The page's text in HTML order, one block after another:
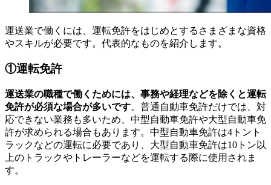
運送業で働くには、運転免許をはじめとするさまざまな資格
やスキルが必要です。代表的なものを紹介します。
①運転免許
運送業の職種で働くためには、事務や経理などを除くと運転
免許が必須な場合が多いです。普通自動車免許だけでは、対
応できない業務も多いため、中型自動車免許や大型自動車免
許が求められる場合もあります。中型自動車免許は4トント
ラックなどの運転に必要であり、大型自動車免許は10トン以
上のトラックやトレーラーなどを運転する際に使用されま
す。